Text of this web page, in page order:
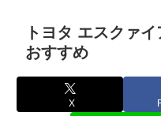
トヨタ エスクァ
おすすめ
X